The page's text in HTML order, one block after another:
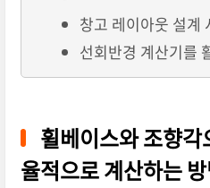
창고 레이아웃 설계
선회반경 계산기를
휠베이스와 조향
율적으로 계산하는